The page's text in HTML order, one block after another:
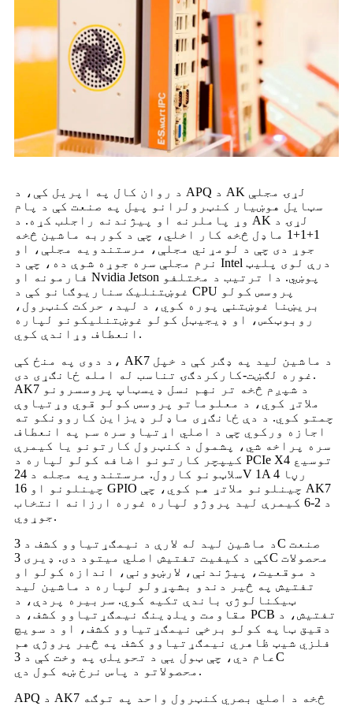
د روان کال په اپریل کې، د APQ د AK لړۍ مجلې
سټایل هوښیار کنټرولرانو پیل په صنعت کې د پام
وړ پاملرنه او پیژندنه راجلب کړه. د AK لړۍ د
1+1+1 ماډل څخه کار اخلي، چې د کوربه ماشین څخه
جوړ دی چې د لومړني مجلې، مرستندویه مجلې، او
نرم مجلې سره جوړه شوې ده، چې د Intel درې لوی پلیټ
فارمونه او Nvidia Jetson پوښي. دا ترتیب د مختلفو
غوښتنلیک سناریوګانو کې د CPU پروسس کولو
بریښنا غوښتنې پوره کوي، د لید، حرکت کنټرول،
روبوټکس، او ډیجیټل کولو غوښتنلیکونو لپاره
انعطاف وړاندې کوي.
د دوی په منځ کې، AK7 د ماشین لید په ډګر کې د خپل
غوره لګښت-کارکردګۍ تناسب له امله ځانګړی دی.
AK7 د شپږم څخه تر نهم نسل ډیسټاپ پروسسرونو
ملاتړ کوي، د معلوماتو پروسس کولو قوي وړتیاوې
چمتو کوي. د دې ځانګړی ماډلر ډیزاین کاروونکو ته
اجازه ورکوي چې د اصلي اړتیاو سره سم په انعطاف
سره پراخه شي، پشمول د کنټرول کارتونو یا کیمرې
کیپچر کارتونو اضافه کولو لپاره د PCIe X4 توسیع
سلاټونو کارول. مرستندویه مجله د 24V 1A رڼا 4
چینلونو او 16 GPIO چینلونو ملاتړ هم کوي، چې AK7
د 2-6 کیمرې لید پروژو لپاره غوره ارزانه انتخاب
جوړوي.
د ماشین لید له لارې د نیمګړتیاوو کشف د 3C صنعت
کې د کیفیت تفتیش اصلي میتود دی. ډیری 3C محصولات
د موقعیت، پیژندنې، لارښوونې، اندازه کولو او
تفتیش په څیر دندو بشپړولو لپاره د ماشین لید
ټیکنالوژۍ باندې تکیه کوي. سربیره پردې، د
مقاومت ویلډینګ نیمګړتیاوو کشف، د PCB تفتیش، د
دقیق ټاپه کولو برخې نیمګړتیاوو کشف، او د سویچ
فلزي شیټ ظاهري نیمګړتیاوو کشف په څیر پروژې هم
عام دي، چې ټول یې د تحویلۍ په وخت کې د 3C
محصولاتو د پاس نرخ ښه کول دي.
APQ د AK7 څخه د اصلي بصري کنټرول واحد په توګه